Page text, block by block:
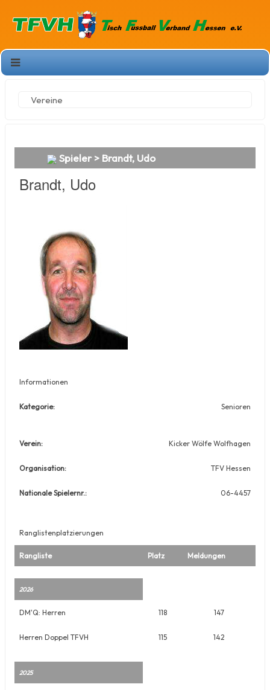
Vereine
Spieler > Brandt, Udo
Brandt, Udo
Informationen
Kategorie: Senioren
Verein: Kicker Wölfe Wolfhagen
Organisation: TFV Hessen
Nationale Spielernr.: 06-4457
Ranglistenplatzierungen
Rangliste Platz Meldungen
2026
DM'Q: Herren 118 147
Herren Doppel TFVH 115 142
2025